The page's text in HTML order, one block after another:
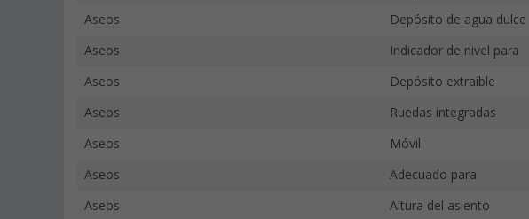
Aseos Depósito de agua dulce
Aseos Indicador de nivel para
Aseos Depósito extraíble
Aseos Ruedas integradas
Aseos Móvil
Aseos Adecuado para
Aseos Altura del asiento